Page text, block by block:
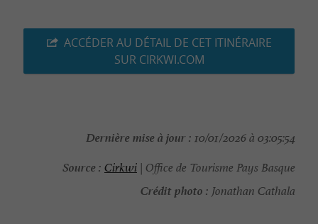
ACCÉDER AU DÉTAIL DE CET ITINÉRAIRE
SUR CIRKWI.COM
Dernière mise à jour : 10/01/2026 à 03:05:54
Source : Cirkwi | Office de Tourisme Pays Basque
Crédit photo : Jonathan Cathala